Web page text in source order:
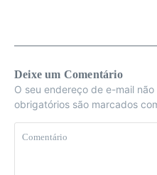
Deixe um Comentário
O seu endereço de e-mail
obrigatórios são marcados